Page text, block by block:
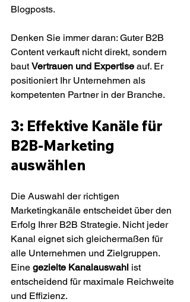
Blogposts.
Denken Sie immer daran: Guter B2B
Content verkauft nicht direkt, sondern
baut Vertrauen und Expertise auf. Er
positioniert Ihr Unternehmen als
kompetenten Partner in der Branche.
3: Effektive Kanäle für
B2B-Marketing
auswählen
Die Auswahl der richtigen
Marketingkanäle entscheidet über den
Erfolg Ihrer B2B Strategie. Nicht jeder
Kanal eignet sich gleichermaßen für
alle Unternehmen und Zielgruppen.
Eine gezielte Kanalauswahl ist
entscheidend für maximale Reichweite
und Effizienz.